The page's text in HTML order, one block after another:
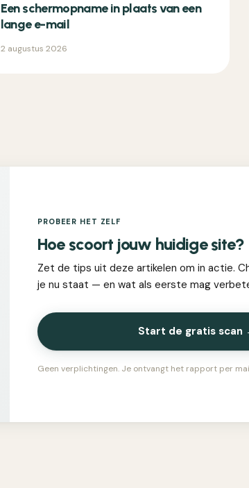
Een schermopname in plaats van een
lange e-mail
2 augustus 2026
PROBEER HET ZELF
Hoe scoort jouw huidige site?
Zet de tips uit deze artikelen om in actie.
je nu staat — en wat als eerste mag
Start de gratis scan
Geen verplichtingen. Je ontvangt het rapport per